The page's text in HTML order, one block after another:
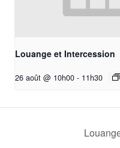
Louange et Intercession
26 août @ 10h00 - 11h30